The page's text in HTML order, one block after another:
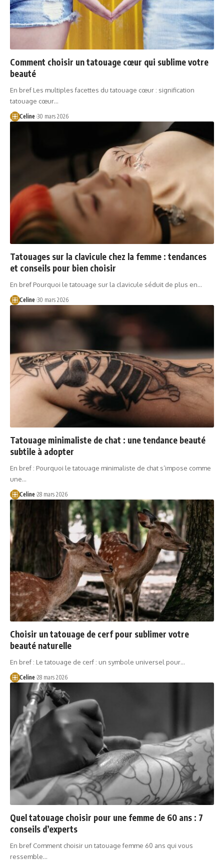
Comment choisir un tatouage cœur qui sublime votre
beauté
En bref Les multiples facettes du tatouage cœur : signification
tatouage cœur…
Celine 30 mars 2026
Tatouages sur la clavicule chez la femme : tendances
et conseils pour bien choisir
En bref Pourquoi le tatouage sur la clavicule séduit de plus en…
Celine 30 mars 2026
Tatouage minimaliste de chat : une tendance beauté
subtile à adopter
En bref : Pourquoi le tatouage minimaliste de chat s’impose comme
une…
Celine 28 mars 2026
Choisir un tatouage de cerf pour sublimer votre
beauté naturelle
En bref : Le tatouage de cerf : un symbole universel pour…
Celine 28 mars 2026
Quel tatouage choisir pour une femme de 60 ans : 7
conseils d’experts
En bref Comment choisir un tatouage femme 60 ans qui vous
ressemble…